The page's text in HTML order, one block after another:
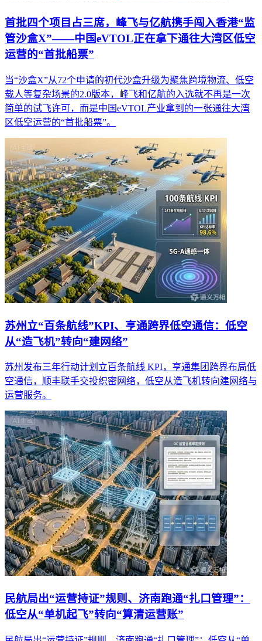
首批四个项目占三席，峰飞与亿航携手闯入香港“监
管沙盒X”——中国eVTOL正在拿下通往大湾区低空
运营的“首批船票”
当“沙盒X”从72个申请的初代沙盒升级为聚焦跨境物流、低空
载人等复杂场景的2.0版本，峰飞和亿航的入选就不再是一次
简单的试飞许可，而是中国eVTOL产业拿到的一张通往大湾
区低空运营的“首批船票”。
苏州立“百条航线”KPI、亨通跨界低空通信：低空
从“造飞机”转向“建网络”
苏州发布三年行动计划立百条航线 KPI，亨通集团跨界布局低
空通信，顺丰联手交投织密网络，低空从造飞机转向建网络与
运营服务。
民航局出“运营持证”规则、济南跑通“扎口管理”：
低空从“单机起飞”转向“算清运营账”